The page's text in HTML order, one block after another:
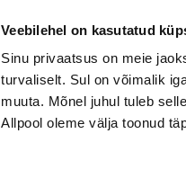
Veebilehel on kasutatud
Sinu privaatsus on meie
turvaliselt. Sul on võimalik
muuta. Mõnel juhul tuleb
Allpool oleme välja toonud